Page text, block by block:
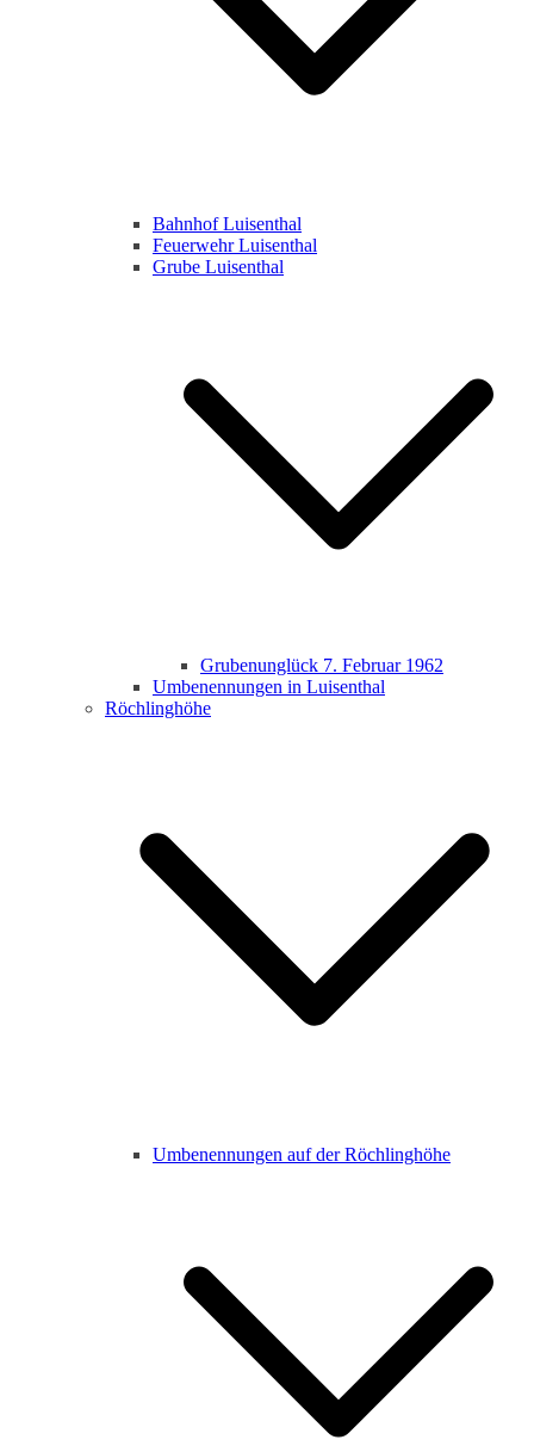
Bahnhof Luisenthal
Feuerwehr Luisenthal
Grube Luisenthal
Grubenunglück 7. Februar 1962
Umbenennungen in Luisenthal
Röchlinghöhe
Umbenennungen auf der Röchlinghöhe